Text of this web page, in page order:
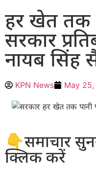
हर खेत तक
सरकार
नायब सिंह
KPN News May
👇समाचार
क्लिक करें